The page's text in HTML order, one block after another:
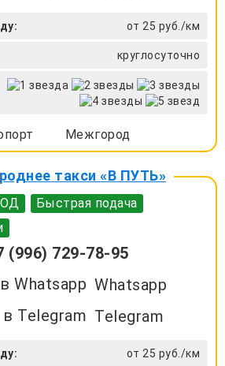
от 25 руб./км
круглосуточно
Межгород
такси «В ПУТЬ»
Быстрая подача
729-78-95
Whatsapp
Telegram
от 25 руб./км